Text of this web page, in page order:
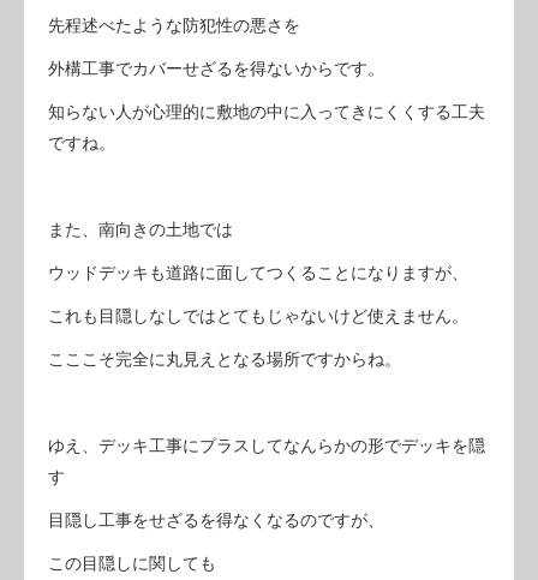
先程述べたような防犯性の悪さを
外構工事でカバーせざるを得ないからです。
知らない人が心理的に敷地の中に入ってきにくくする工夫
ですね。
また、南向きの土地では
ウッドデッキも道路に面してつくることになりますが、
これも目隠しなしではとてもじゃないけど使えません。
こここそ完全に丸見えとなる場所ですからね。
ゆえ、デッキ工事にプラスしてなんらかの形でデッキを隠
す
目隠し工事をせざるを得なくなるのですが、
この目隠しに関しても